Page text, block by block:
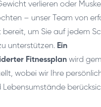
verlieren oder
– unser Team von
bereit, um Sie auf jedem
unterstützen. Ein
Fitnessplan wird
wobei wir Ihre
Lebensumstände